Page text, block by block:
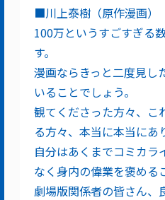
■川上泰樹（原作漫画）
100万というすごすぎる
す。
漫画ならきっと二度見し
いることでしょう。
観てくださった方々、こ
る方々、本当に本当にあ
自分はあくまでコミカラ
なく身内の偉業を褒める
劇場版関係者の皆さん、